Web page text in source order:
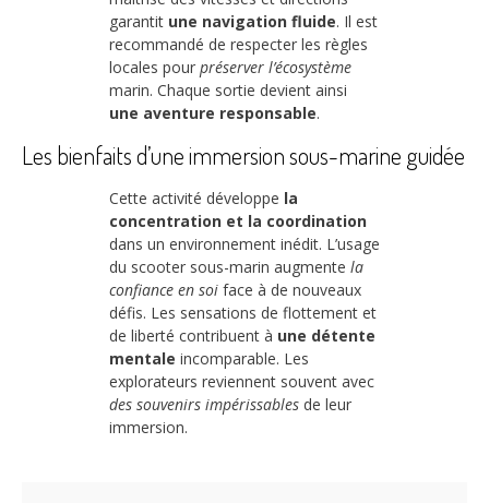
garantit une navigation fluide. Il est
recommandé de respecter les règles
locales pour préserver l’écosystème
marin. Chaque sortie devient ainsi
une aventure responsable.
Les bienfaits d’une immersion sous-marine guidée
Cette activité développe la
concentration et la coordination
dans un environnement inédit. L’usage
du scooter sous-marin augmente la
confiance en soi face à de nouveaux
défis. Les sensations de flottement et
de liberté contribuent à une détente
mentale incomparable. Les
explorateurs reviennent souvent avec
des souvenirs impérissables de leur
immersion.